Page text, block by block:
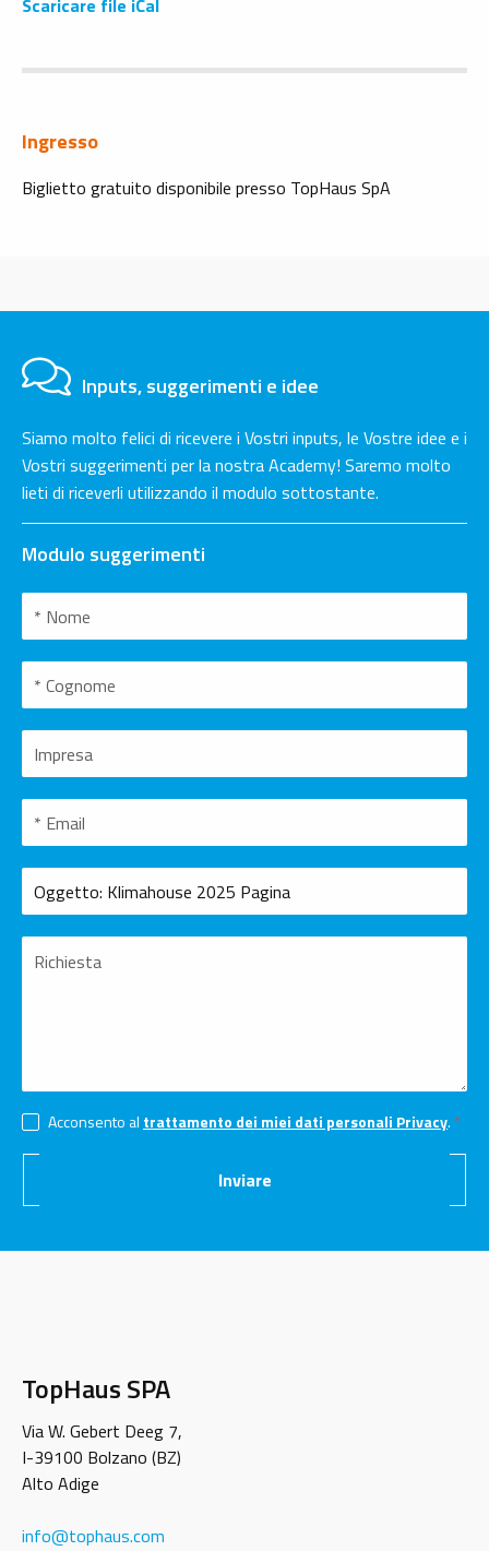
Scaricare file iCal
Ingresso
Biglietto gratuito disponibile presso TopHaus SpA
Inputs, suggerimenti e idee
Siamo molto felici di ricevere i Vostri inputs, le Vostre idee e i
Vostri suggerimenti per la nostra Academy! Saremo molto
lieti di riceverli utilizzando il modulo sottostante.
Modulo suggerimenti
Bitte nicht ausfuellen.
Acconsento al trattamento dei miei dati personali Privacy.
Inviare
TopHaus SPA
Via W. Gebert Deeg 7,
I-39100 Bolzano (BZ)
Alto Adige
info@tophaus.com